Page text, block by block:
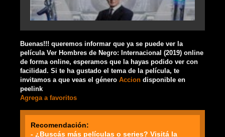
Buenas!!! queremos informar que ya se puede ver la
película Ver Hombres de Negro: Internacional (2019) online
de forma online, esperamos que la hayas podido ver con
facilidad. Si te ha gustado el tema de la película, te
invitamos a que veas el género Accion disponible en
peelink
Agrega a favoritos
Recomendación:
- ¿Buscás más películas o series? Visitá la